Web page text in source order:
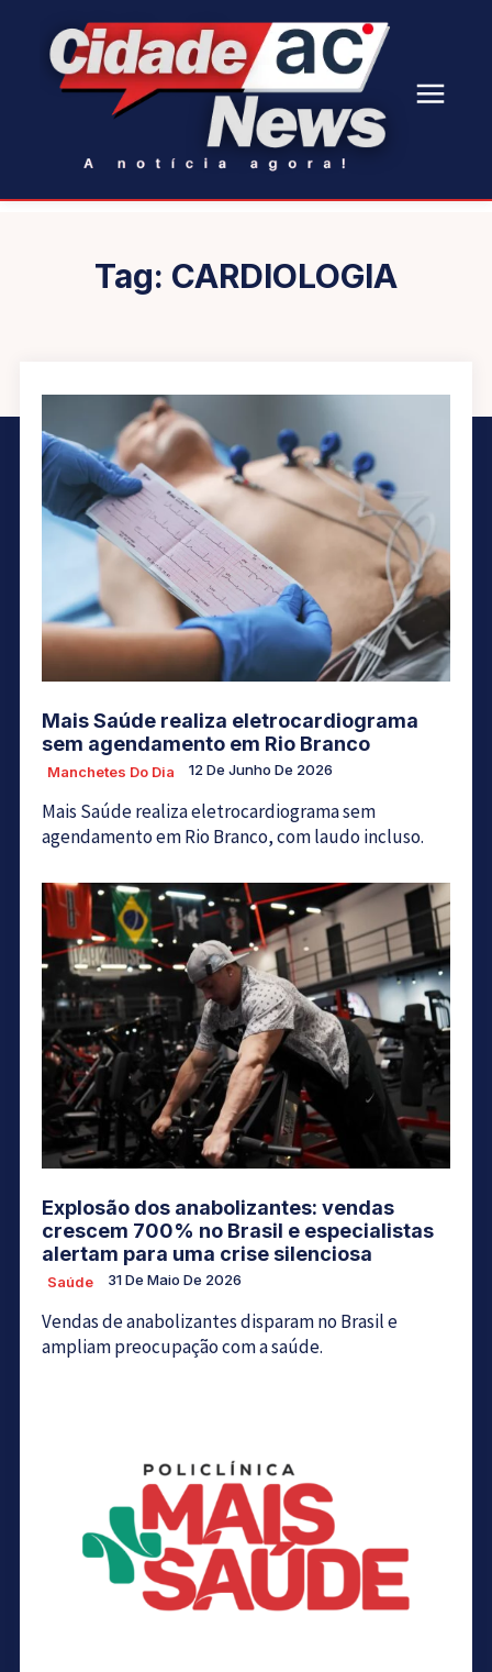
Tag: CARDIOLOGIA
Mais Saúde realiza eletrocardiograma
sem agendamento em Rio Branco
Manchetes Do Dia 12 De Junho De 2026
Mais Saúde realiza eletrocardiograma sem
agendamento em Rio Branco, com laudo incluso.
Explosão dos anabolizantes: vendas
crescem 700% no Brasil e especialistas
alertam para uma crise silenciosa
Saúde 31 De Maio De 2026
Vendas de anabolizantes disparam no Brasil e
ampliam preocupação com a saúde.